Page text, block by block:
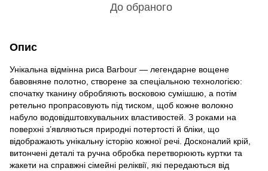
До обраного
Опис
Унікальна відмінна риса Barbour — легендарне вощене
бавовняне полотно, створене за спеціальною технологією:
спочатку тканину обробляють восковою сумішшю, а потім
ретельно пропрасовують під тиском, щоб кожне волокно
набуло водовідштовхувальних властивостей. З роками на
поверхні з’являються природні потертості й бліки, що
відображають унікальну історію кожної речі. Досконалий крій,
витончені деталі та ручна обробка перетворюють куртки та
жакети на справжні сімейні реліквії, які передаються від